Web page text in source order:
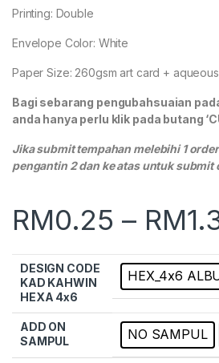
Printing: Double
Envelope Color: White
Paper Size: 260gsm art card +
Bagi sebarang pengubahsuaian
anda hanya perlu klik pada butang
Jika submit tempahan melebihi 1
pengantin 2 dan ke atas untuk submit
RM0.25 – RM
DESIGN CODE
KAD KAHWIN
HEXA 4x6
HEX_4x6
ADD ON
SAMPUL
NO SAMPUL